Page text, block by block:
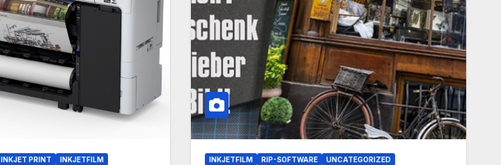
INKJET PRINT
INKJETFILM
INKJETFILM RIP-SOFTWARE UNCATEGORIZED